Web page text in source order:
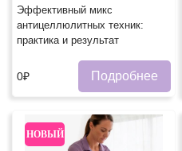
Эффективный микс
антицеллюлитных техник:
практика и результат
0₽ Подробнее
НОВЫЙ